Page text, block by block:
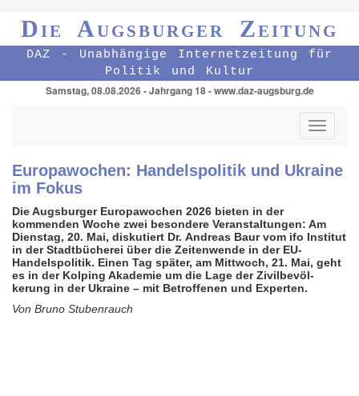
Die Augsburger Zeitung
DAZ - Unabhängige Internetzeitung für
Politik und Kultur
Samstag, 08.08.2026 - Jahrgang 18 - www.daz-augsburg.de
Toggle
Europawochen: Handelspolitik und Ukraine
im Fokus
Die Augsburger Europawochen 2026 bieten in der
kommenden Woche zwei besondere Veran­stal­tungen: Am
Dienstag, 20. Mai, diskutiert Dr. Andreas Baur vom ifo Institut
in der Stadt­bücherei über die Zeitenwende in der EU-
Handels­politik. Einen Tag später, am Mittwoch, 21. Mai, geht
es in der Kolping Akademie um die Lage der Zivil­bevöl­
kerung in der Ukraine – mit Betrof­fenen und Experten.
Von Bruno Stubenrauch